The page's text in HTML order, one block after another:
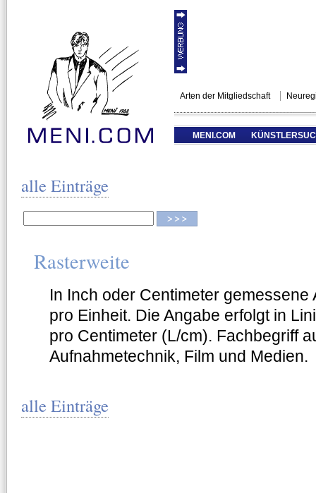
Arten der Mitgliedschaft
MENI.COM
alle Einträge
Rasterweite
In Inch oder Centimeter
pro Einheit. Die Angabe erfolgt in
pro Centimeter (L/cm). Fachbegriff
Aufnahmetechnik, Film und Medien.
alle Einträge